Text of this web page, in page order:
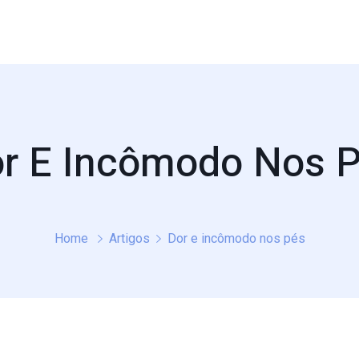
E Incômodo Nos
Home Artigos Dor e incômodo nos pés